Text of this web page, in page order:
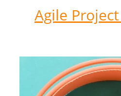
Agile